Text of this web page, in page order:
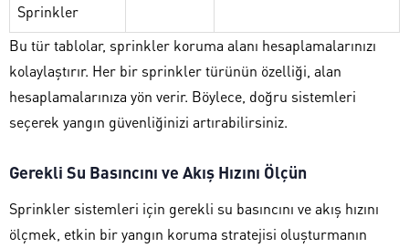
Sprinkler
Bu tür tablolar, sprinkler koruma alanı hesaplamalarınızı
kolaylaştırır. Her bir sprinkler türünün özelliği, alan
hesaplamalarınıza yön verir. Böylece, doğru sistemleri
seçerek yangın güvenliğinizi artırabilirsiniz.
Gerekli Su Basıncını ve Akış Hızını Ölçün
Sprinkler sistemleri için gerekli su basıncını ve akış hızını
ölçmek, etkin bir yangın koruma stratejisi oluşturmanın